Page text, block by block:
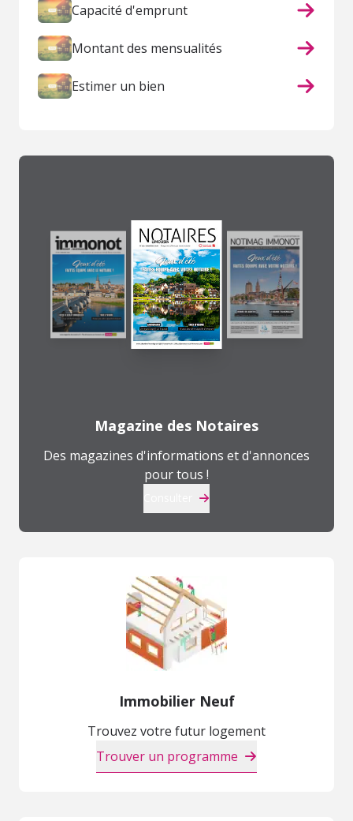
Capacité d'emprunt
Montant des mensualités
Estimer un bien
Magazine des Notaires
Des magazines d'informations et d'annonces
pour tous !
Immobilier Neuf
Trouvez votre futur logement
Trouver un programme